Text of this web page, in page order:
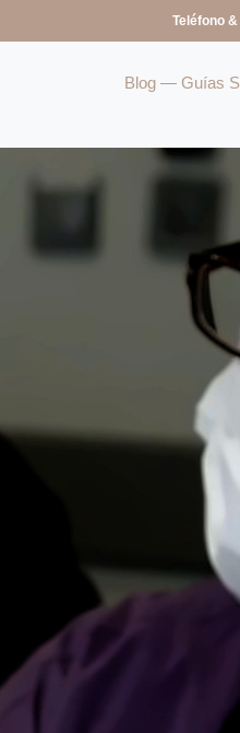
Teléfono
Blog — Guías